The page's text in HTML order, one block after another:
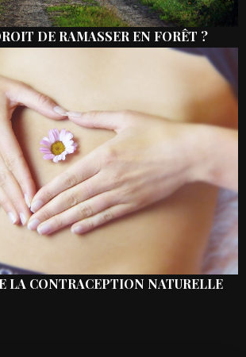
DE RAMASSER EN FORÊT ?
LA CONTRACEPTION NATURELLE